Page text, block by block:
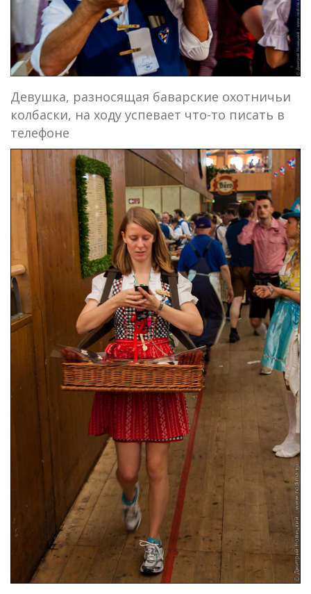
Девушка, разносящая баварские охотничьи
колбаски, на ходу успевает что-то писать в
телефоне